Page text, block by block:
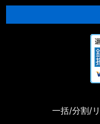
一括/分割/